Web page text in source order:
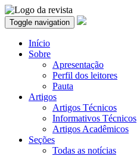
Toggle navigation
Início
Sobre
Apresentação
Perfil dos leitores
Pauta
Artigos
Artigos Técnicos
Informativos Técnicos
Artigos Acadêmicos
Seções
Todas as notícias